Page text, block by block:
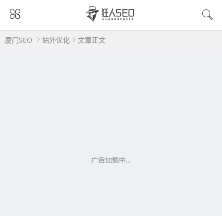
厦门SEO 站外优化 文章正文